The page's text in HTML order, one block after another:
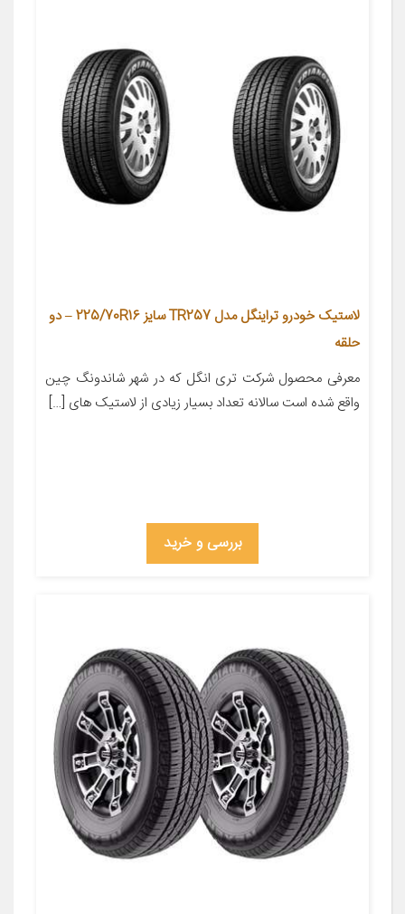
لاستیک خودرو تراینگل مدل TR257 سایز 225/70R16 – دو
حلقه
معرفی محصول شرکت تری انگل که در شهر شاندونگ چین
واقع شده است سالانه تعداد بسیار زیادی از لاستیک های […]
بررسی و خرید